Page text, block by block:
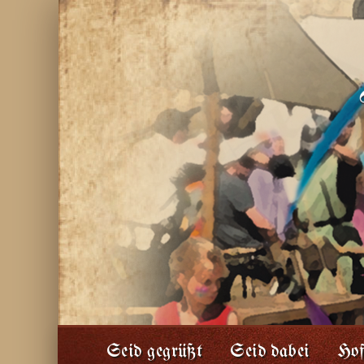
Seid gegrüßt Seid dabei